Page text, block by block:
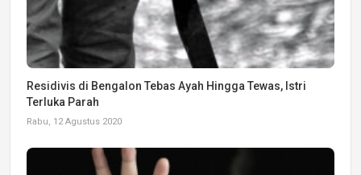
Residivis di Bengalon Tebas Ayah Hingga Tewas, Istri
Terluka Parah
Rabu, 12 Agustus 2020